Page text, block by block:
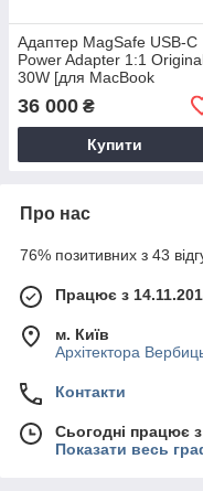
Адаптер MagSafe USB-C
Power Adapter 1:1
30W [для MacBook
36 000 ₴
Купити
Про нас
76% позитивних з 43
Працює з
м. Київ
Архітектора
Контакти
Сьогодні працює
Показати весь